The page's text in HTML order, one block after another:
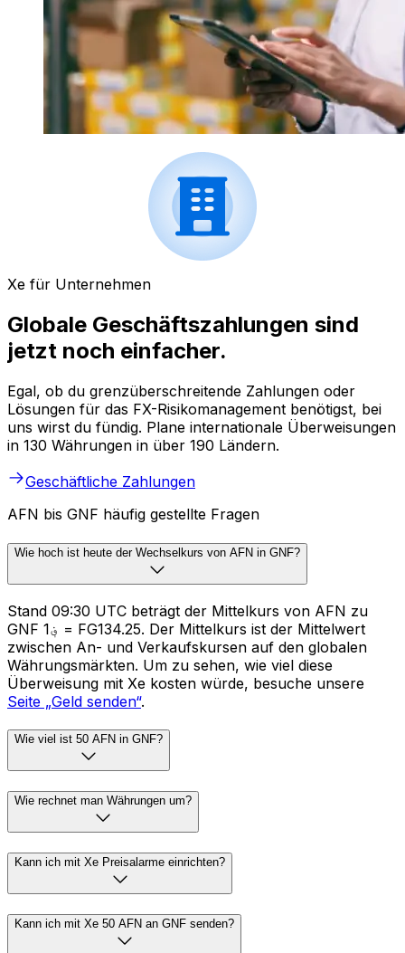
Xe für Unternehmen
Globale Geschäftszahlungen sind
jetzt noch einfacher.
Egal, ob du grenzüberschreitende Zahlungen oder
Lösungen für das FX-Risikomanagement benötigst, bei
uns wirst du fündig. Plane internationale Überweisungen
in 130 Währungen in über 190 Ländern.
Geschäftliche Zahlungen
AFN bis GNF häufig gestellte Fragen
Wie hoch ist heute der Wechselkurs von AFN in GNF?
Stand 09:30 UTC beträgt der Mittelkurs von AFN zu
GNF ؋1 = FG134.25. Der Mittelkurs ist der Mittelwert
zwischen An- und Verkaufskursen auf den globalen
Währungsmärkten. Um zu sehen, wie viel diese
Überweisung mit Xe kosten würde, besuche unsere
Seite „Geld senden“.
Wie viel ist 50 AFN in GNF?
Wie rechnet man Währungen um?
Kann ich mit Xe Preisalarme einrichten?
Kann ich mit Xe 50 AFN an GNF senden?